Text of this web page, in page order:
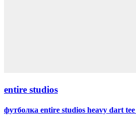
entire studios
футболка entire studios heavy dart